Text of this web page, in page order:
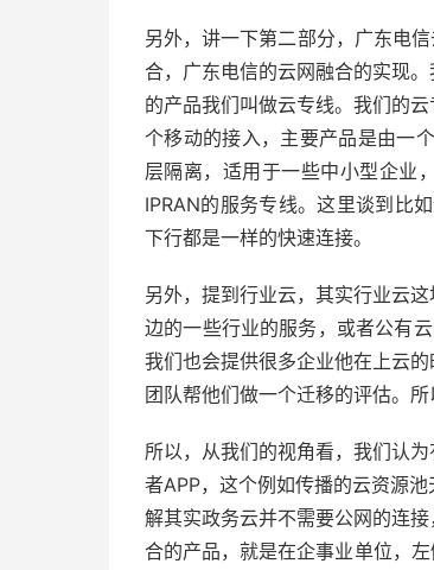
另外，讲一下第二部分，广东电
合，广东电信的云网融合的实现
的产品我们叫做云专线。我们的
个移动的接入，主要产品是由一
层隔离，适用于一些中小型企业
IPRAN的服务专线。这里谈到比
下行都是一样的快速连接。
另外，提到行业云，其实行业云
边的一些行业的服务，或者公有
我们也会提供很多企业他在上云
团队帮他们做一个迁移的评估。
所以，从我们的视角看，我们认
者APP，这个例如传播的云资源
解其实政务云并不需要公网的连
合的产品，就是在企事业单位，